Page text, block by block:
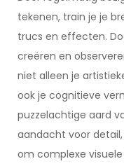
tekenen, train je je
trucs en effecten.
creëren en
niet alleen je
ook je cognitieve
puzzelachtige aard
aandacht voor
om complexe